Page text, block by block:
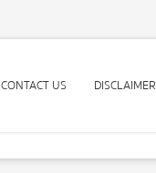
CONTACT US DISCLAIMER